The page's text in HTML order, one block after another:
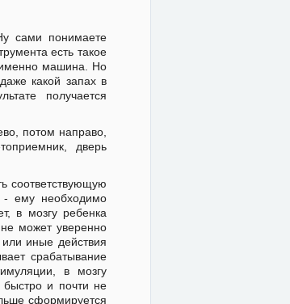
сами понимаете
есть такое
именно машина. Но
какой запах в
получается
потом направо,
дверь
соответствующую
- ему необходимо
в мозгу ребенка
может уверенно
иные действия
срабатывание
в мозгу
и почти не
сформируется